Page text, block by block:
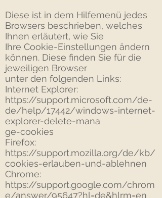
Diese ist in dem Hilfemenü jedes
Browsers beschrieben, welches
Ihnen erläutert, wie Sie
Ihre Cookie-Einstellungen ändern
können. Diese finden Sie für die
jeweiligen Browser
unter den folgenden Links:
Internet Explorer:
https://support.microsoft.com/de-
de/help/17442/windows-internet-
explorer-delete-mana
ge-cookies
Firefox:
https://support.mozilla.org/de/kb/
cookies-erlauben-und-ablehnen
Chrome:
https://support.google.com/chrom
e/answer/95647?hl=de&hlrm=en